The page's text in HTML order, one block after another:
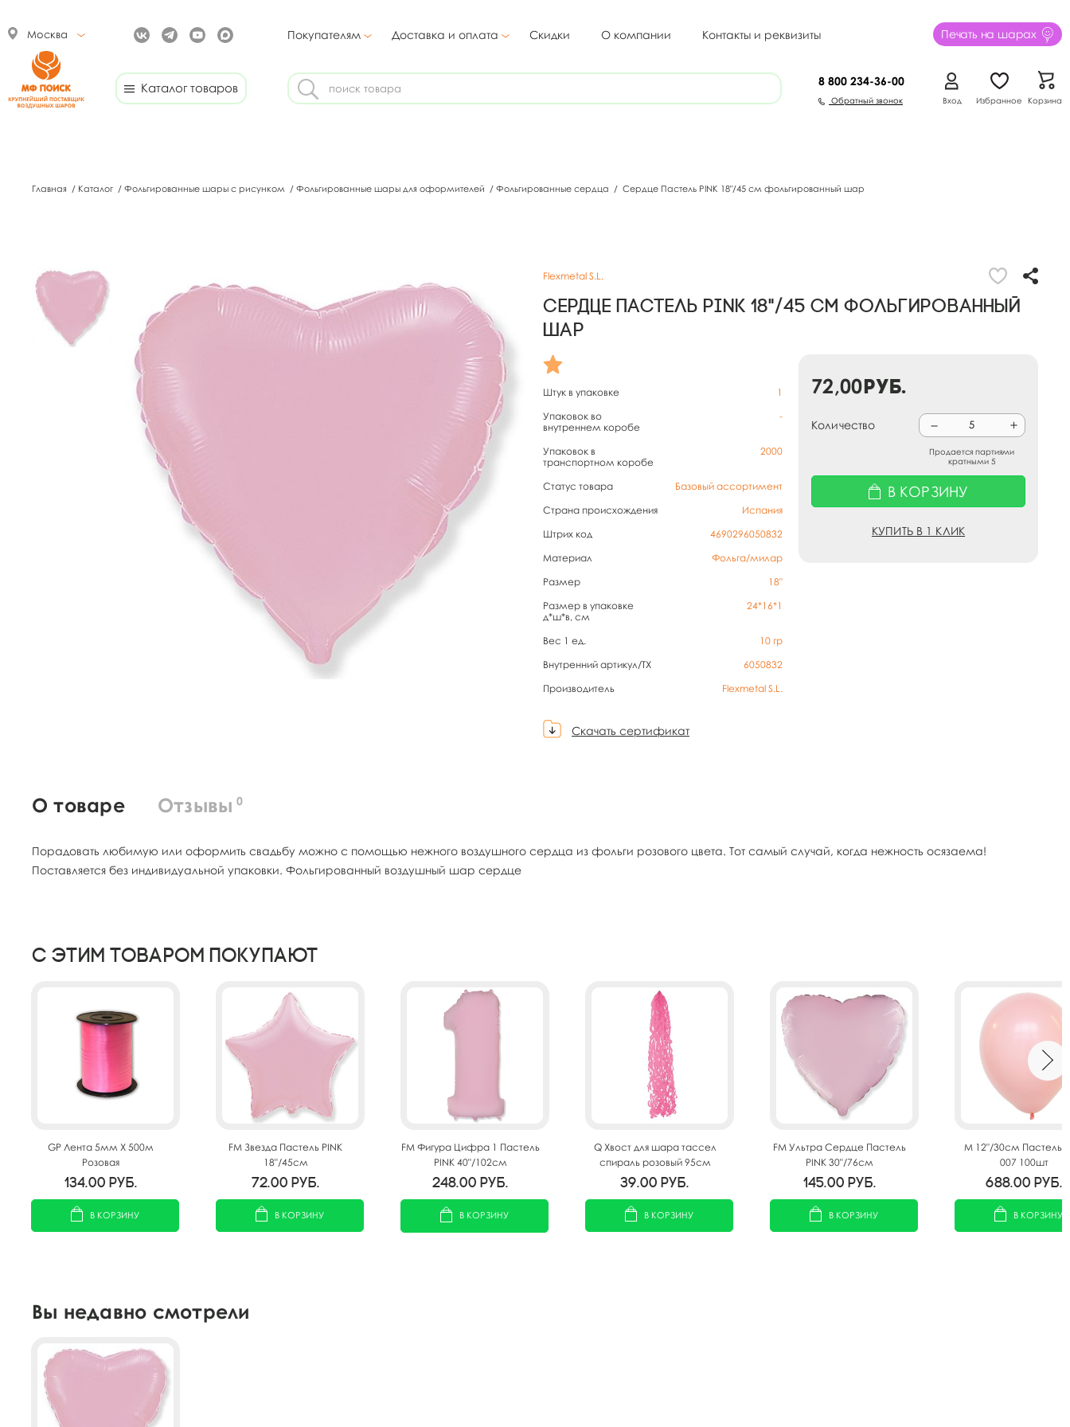
Москва Покупателям Доставка и оплата Скидки О компании Контакты и реквизиты Печать на шарах
Каталог товаров 8 800 234-36-00
Обратный звонок Вход Избранное Корзина
Главная / Каталог / Фольгированные шары с рисунком / Фольгированные шары для оформителей / Фольгированные сердца / Сердце Пастель PINK 18"/45 см фольгированный шар
Flexmetal S.L.
Сердце Пастель PINK 18"/45 см фольгированный
шар
Штук в упаковке
1
Упаковок во
внутреннем коробе
-
Упаковок в
транспортном коробе
2000
Статус товара
Базовый ассортимент
Страна происхождения
Испания
Штрих код
4690296050832
Материал
Фольга/милар
Размер
18"
Размер в упаковке
д*ш*в, см
24*16*1
Вес 1 ед. 10 гр
Внутренний артикул/TX
6050832
Производитель
Flexmetal S.L.
Скачать сертификат
72,00руб.
Количество
Продается партиями
кратными 5
В КОРЗИНУ
КУПИТЬ В 1 КЛИК
О товаре Отзывы 0
Порадовать любимую или оформить свадьбу можно с помощью нежного воздушного сердца из фольги розового цвета. Тот самый случай, когда нежность осязаема!
Поставляется без индивидуальной упаковки. Фольгированный воздушный шар сердце
С этим товаром покупают
GP Лента 5мм X 500м
Розовая
134.00 руб.
В КОРЗИНУ
FM Звезда Пастель PINK
18"/45см
72.00 руб.
В КОРЗИНУ
FM Фигура Цифра 1 Пастель
PINK 40"/102см
248.00 руб.
В КОРЗИНУ
Q Хвост для шара тассел
спираль розовый 95см
39.00 руб.
В КОРЗИНУ
FM Ультра Сердце Пастель
PINK 30"/76см
145.00 руб.
В КОРЗИНУ
M 12"/30см Пастель
007 100шт
688.00 руб.
В КОРЗИНУ
Вы недавно смотрели